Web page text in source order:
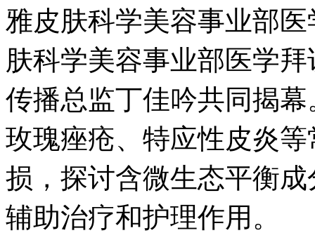
雅皮肤科学美容事业部
肤科学美容事业部医学
传播总监丁佳吟共同揭
玫瑰痤疮、特应性皮炎
损，探讨含微生态平衡
辅助治疗和护理作用。